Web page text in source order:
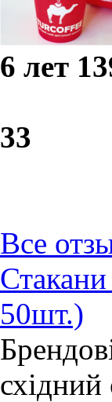
6 лет
33
Все
50шт.)
східний